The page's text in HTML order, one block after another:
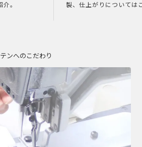
。
製、仕上がりについては
ンへのこだわり